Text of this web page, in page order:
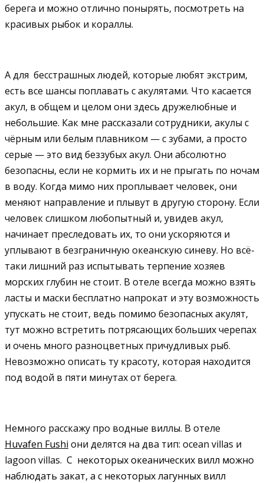
берега и можно отлично понырять, посмотреть на
красивых рыбок и кораллы.
А для бесстрашных людей, которые любят экстрим,
есть все шансы поплавать с акулятами. Что касается
акул, в общем и целом они здесь дружелюбные и
небольшие. Как мне рассказали сотрудники, акулы с
чёрным или белым плавником — с зубами, а просто
серые — это вид беззубых акул. Они абсолютно
безопасны, если не кормить их и не прыгать по ночам
в воду. Когда мимо них проплывает человек, они
меняют направление и плывут в другую сторону. Если
человек слишком любопытный и, увидев акул,
начинает преследовать их, то они ускоряются и
уплывают в безграничную океанскую синеву. Но всё-
таки лишний раз испытывать терпение хозяев
морских глубин не стоит. В отеле всегда можно взять
ласты и маски бесплатно напрокат и эту возможность
упускать не стоит, ведь помимо безопасных акулят,
тут можно встретить потрясающих больших черепах
и очень много разноцветных причудливых рыб.
Невозможно описать ту красоту, которая находится
под водой в пяти минутах от берега.
Немного расскажу про водные виллы. В отеле
Huvafen Fushi они делятся на два тип: ocean villas и
lagoon villas. С некоторых океанических вилл можно
наблюдать закат, а с некоторых лагунных вилл